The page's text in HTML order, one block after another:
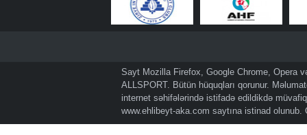
Sayt Mozilla Firefox, Google Chrome, Opera
ALLSPORT. Bütün hüquqları qorunur.
internet səhifələrində istifadə edildikdə
www.ehlibeyt-aka.com saytına istinad olunub.